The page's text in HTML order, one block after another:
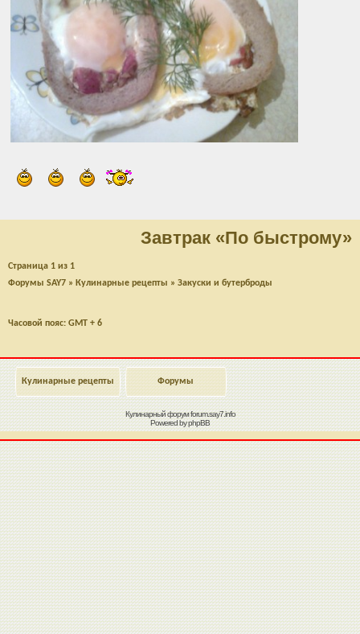
Завтрак «По быстрому»
Страница 1 из 1
Форумы SAY7 » Кулинарные рецепты » Закуски и бутерброды
Часовой пояс: GMT + 6
Кулинарные рецепты Форумы
Кулинарный форумforum.say7.info
Powered byphpBB